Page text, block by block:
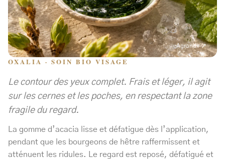
Agrandir ↗
OXALIA · SOIN BIO VISAGE
Le contour des yeux complet. Frais et léger, il agit
sur les cernes et les poches, en respectant la zone
fragile du regard.
La gomme d’acacia lisse et défatigue dès l’application,
pendant que les bourgeons de hêtre raffermissent et
atténuent les ridules. Le regard est reposé, défatigué et